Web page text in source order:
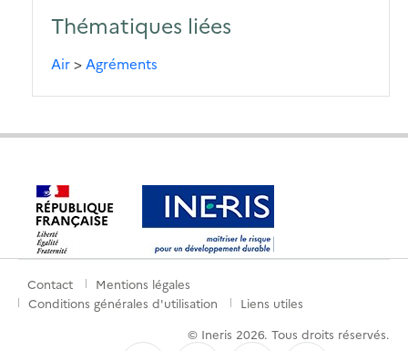
Thématiques liées
Air> Agréments
Menu
Contact
Mentions légales
Conditions générales d'utilisation
Liens utiles
© Ineris 2026. Tous droits réservés.